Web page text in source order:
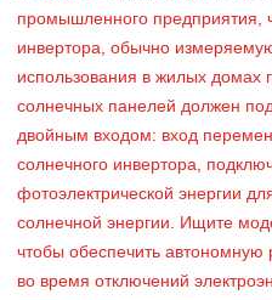
промышленного предприятия,
инвертора, обычно
использования в жилых домах
солнечных панелей должен
двойным входом: вход
солнечного инвертора,
фотоэлектрической энергии
солнечной энергии. Ищите
чтобы обеспечить автономную
во время отключений